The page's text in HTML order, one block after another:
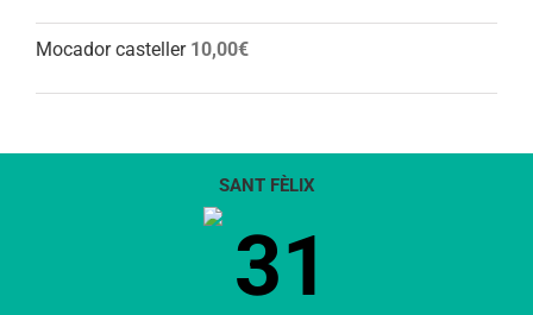
Mocador casteller 10,00€
SANT FÈLIX
31